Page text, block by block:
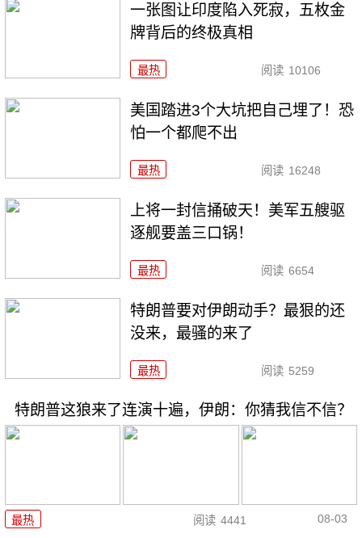
一张图让印度陷入死寂，五枚金
牌背后的终极真相
最热 阅读 10106
美国踏进3个大坑把自己埋了！恐
怕一个都爬不出
最热 阅读 16248
上将一封信捅破天！美军五艘驱
逐舰要盖三口锅！
最热 阅读 6654
特朗普要对伊朗动手？最狠的还
没来，最骚的来了
最热 阅读 5259
特朗普这狼来了连演十遍，伊朗：你猜我信不信？
最热 阅读 4441 08-03